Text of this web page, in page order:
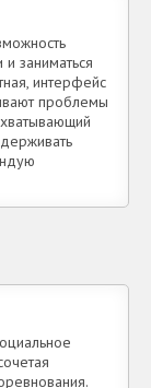
заниматься
интерфейс
проблемы